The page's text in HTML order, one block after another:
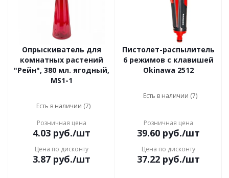
Опрыскиватель для
комнатных растений
"Рейн", 380 мл. ягодный,
MS1-1
Есть в наличии (7)
Розничная цена
4.03руб./шт
Цена по дисконту
3.87руб./шт
Пистолет-распылитель
6 режимов с клавишей
Okinawa 2512
Есть в наличии (7)
Розничная цена
39.60руб./шт
Цена по дисконту
37.22руб./шт